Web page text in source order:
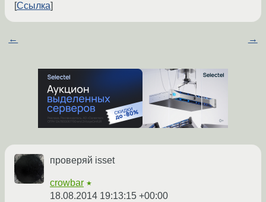
Ссылка
← →
проверяй isset
crowbar ★
18.08.2014 19:13:15 +00:00